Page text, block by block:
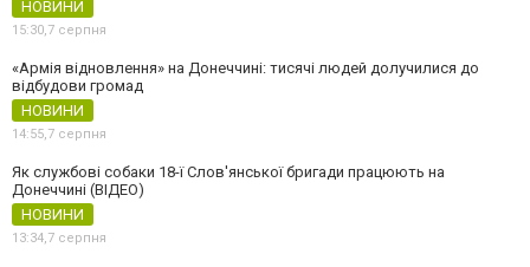
НОВИНИ
15:30,7 серпня
«Армія відновлення» на Донеччині: тисячі людей долучилися до
відбудови громад
НОВИНИ
14:55,7 серпня
Як службові собаки 18-ї Слов'янської бригади працюють на
Донеччині (ВІДЕО)
НОВИНИ
13:34,7 серпня